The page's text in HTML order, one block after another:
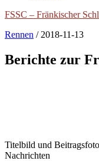
FSSC – Fränkischer
Rennen / 2018-11-13
Berichte zur
Titelbild und
Nachrichten